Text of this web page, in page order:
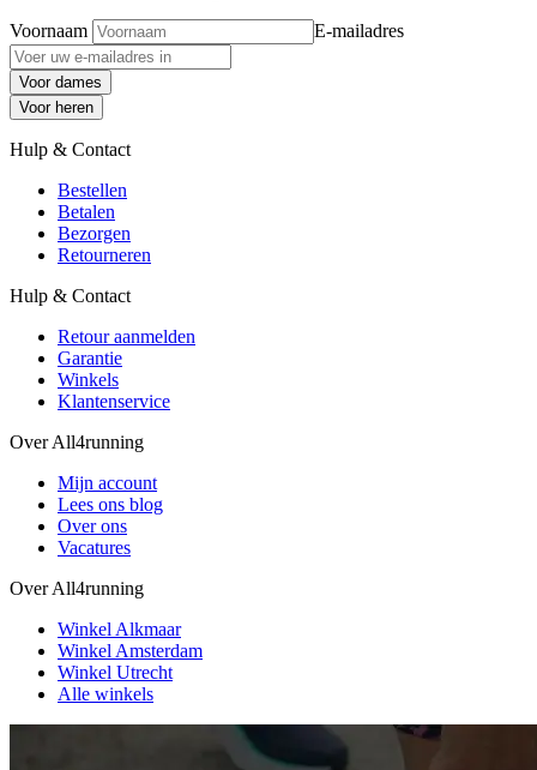
Voornaam E-mailadres
Voor dames
Voor heren
Hulp & Contact
Bestellen
Betalen
Bezorgen
Retourneren
Hulp & Contact
Retour aanmelden
Garantie
Winkels
Klantenservice
Over All4running
Mijn account
Lees ons blog
Over ons
Vacatures
Over All4running
Winkel Alkmaar
Winkel Amsterdam
Winkel Utrecht
Alle winkels